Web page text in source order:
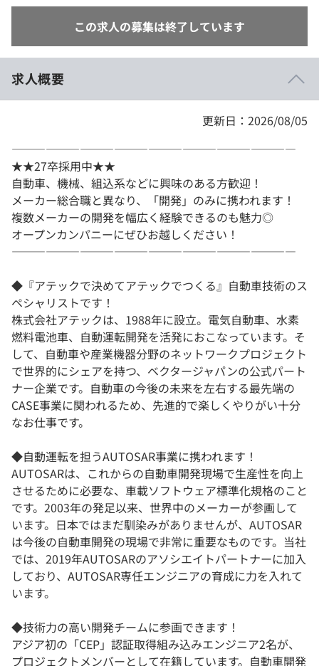
この求人の募集は終了しています
求人概要
更新日：2026/08/05
―――――――――――――――――――――――――
★★27卒採用中★★
自動車、機械、組込系などに興味のある方歓迎！
メーカー総合職と異なり、「開発」のみに携われます！
複数メーカーの開発を幅広く経験できるのも魅力◎
オープンカンパニーにぜひお越しください！
―――――――――――――――――――――――――
◆『アテックで決めてアテックでつくる』自動車技術のス
ペシャリストです！
株式会社アテックは、1988年に設立。電気自動車、水素
燃料電池車、自動運転開発を活発におこなっています。そ
して、自動車や産業機器分野のネットワークプロジェクト
で世界的にシェアを持つ、ベクタージャパンの公式パート
ナー企業です。自動車の今後の未来を左右する最先端の
CASE事業に関われるため、先進的で楽しくやりがい十分
なお仕事です。
◆自動運転を担うAUTOSAR事業に携われます！
AUTOSARは、これからの自動車開発現場で生産性を向上
させるために必要な、車載ソフトウェア標準化規格のこと
です。2003年の発足以来、世界中のメーカーが参画して
います。日本ではまだ馴染みがありませんが、AUTOSAR
は今後の自動車開発の現場で非常に重要なものです。当社
では、2019年AUTOSARのアソシエイトパートナーに加入
しており、AUTOSAR専任エンジニアの育成に力を入れて
います。
◆技術力の高い開発チームに参画できます！
アジア初の「CEP」認証取得組み込みエンジニア2名が、
プロジェクトメンバーとして在籍しています。自動車開発